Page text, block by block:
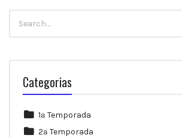
for:
Categorias
1ª Temporada
2ª Temporada